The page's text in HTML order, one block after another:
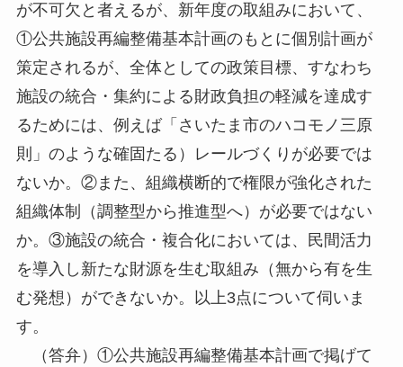
が不可欠と者えるが、新年度の取組みにおいて、
①公共施設再編整備基本計画のもとに個別計画が
策定されるが、全体としての政策目標、すなわち
施設の統合・集約による財政負担の軽減を達成す
るためには、例えば「さいたま市のハコモノ三原
則」のような確固たる）レールづくりが必要では
ないか。②また、組織横断的で権限が強化された
組織体制（調整型から推進型へ）が必要ではない
か。③施設の統合・複合化においては、民間活力
を導入し新たな財源を生む取組み（無から有を生
む発想）ができないか。以上3点について伺いま
す。
（答弁）①公共施設再編整備基本計画で掲げて